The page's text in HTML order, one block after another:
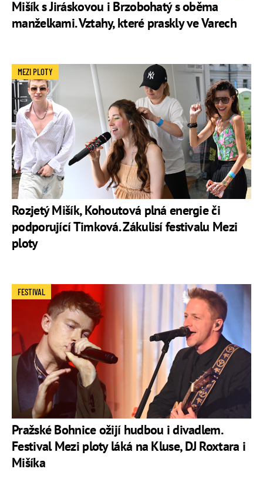
Mišík s Jiráskovou i Brzobohatý s oběma
manželkami. Vztahy, které praskly ve Varech
Rozjetý Mišík, Kohoutová plná energie či
podporující Timková. Zákulisí festivalu Mezi
ploty
MEZI PLOTY
Pražské Bohnice ožijí hudbou i divadlem.
Festival Mezi ploty láká na Kluse, DJ Roxtara i
Mišíka
FESTIVAL